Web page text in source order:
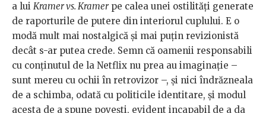
a lui Kramer vs. Kramerpe calea unei ostilități generate
de raporturile de putere din interiorul cuplului. E o
modă mult mai nostalgică și mai puțin revizionistă
decât s-ar putea crede. Semn că oamenii responsabili
cu conținutul de la Netflix nu prea au imaginație –
sunt mereu cu ochii în retrovizor –, și nici îndrăzneala
de a schimba, odată cu politicile identitare, și modul
acesta de a spune povești, evident incapabil de a da